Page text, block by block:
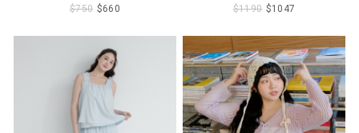
$750 $660
$1190 $1047